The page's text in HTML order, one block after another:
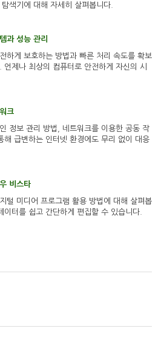
색기에 대해 자세히 살펴봅니다.
과 성능 관리
하게 보호하는 방법과 빠른 처리 속도를 확보
제나 최상의 컴퓨터로 안전하게 자신의 시
크
정보 관리 방법, 네트워크를 이용한 공동 작
해 급변하는 인터넷 환경에도 무리 없이 대응
비스타
털 미디어 프로그램 활용 방법에 대해 살펴봅
이터를 쉽고 간단하게 편집할 수 있습니다.